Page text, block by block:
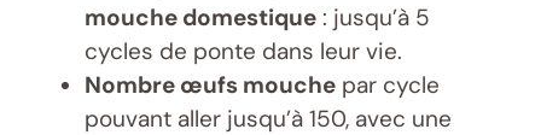
mouche domestique : jusqu’à 5
cycles de ponte dans leur vie.
Nombre œufs mouche par cycle
pouvant aller jusqu’à 150, avec une